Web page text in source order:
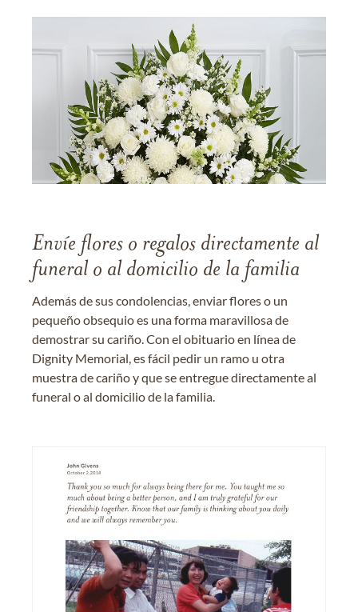
Envíe flores o regalos directamente al
funeral o al domicilio de la familia
Además de sus condolencias, enviar flores o un
pequeño obsequio es una forma maravillosa de
demostrar su cariño. Con el obituario en línea de
Dignity Memorial, es fácil pedir un ramo u otra
muestra de cariño y que se entregue directamente al
funeral o al domicilio de la familia.